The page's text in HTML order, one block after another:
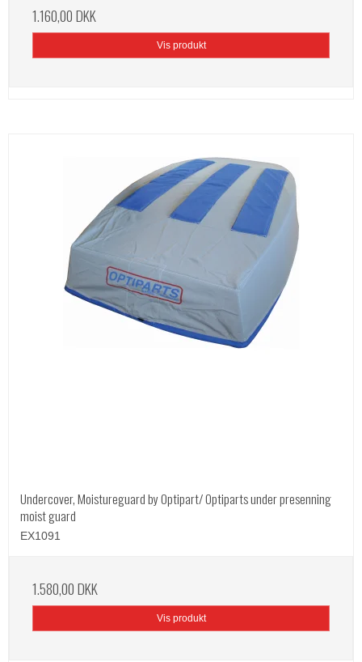
1.160,00 DKK
Vis produkt
Undercover, Moistureguard by Optipart/ Optiparts under presenning
moist guard
EX1091
1.580,00 DKK
Vis produkt